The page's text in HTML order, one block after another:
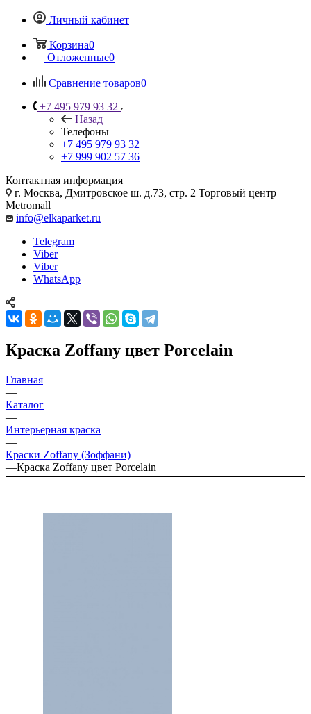
Личный кабинет
Корзина0
Отложенные0
Сравнение товаров0
+7 495 979 93 32
Назад
Телефоны
+7 495 979 93 32
+7 999 902 57 36
Контактная информация
г. Москва, Дмитровское ш. д.73, стр. 2 Торговый центр
Metromall
info@elkaparket.ru
Telegram
Viber
Viber
WhatsApp
Краска Zoffany цвет Porcelain
Главная
—
Каталог
—
Интерьерная краска
—
Краски Zoffany (Зоффани)
—Краска Zoffany цвет Porcelain